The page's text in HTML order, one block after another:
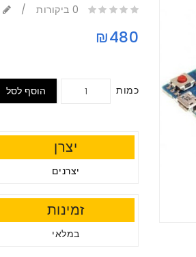
0 ביקורות /
₪480
כמות הוסף לסל
יצרן
יצרנים
זמינות
במלאי